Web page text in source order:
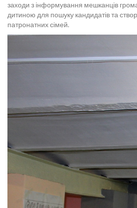
заходи з інформування мешканців
дитиною для пошуку кандидатів та
патронатних сімей.